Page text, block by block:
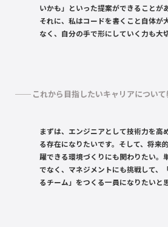
いかも」といった提案ができることが
それに、私はコードを書くこと自体が
なく、自分の手で形にしていく力も大
これから目指したいキャリアについて
まずは、エンジニアとして技術力を高
る存在になりたいです。そして、将来
躍できる環境づくりにも関わりたい。
でなく、マネジメントにも挑戦して、
るチーム」をつくる一員になりたいと